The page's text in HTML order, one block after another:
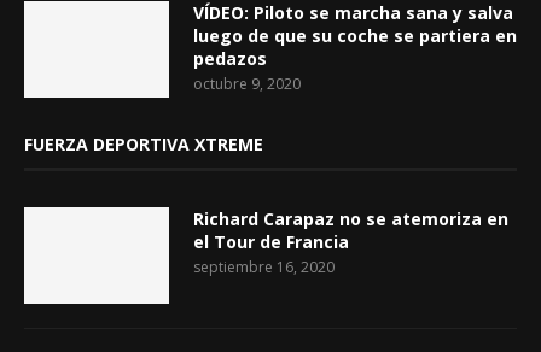
VÍDEO: Piloto se marcha sana y salva
luego de que su coche se partiera en
pedazos
octubre 9, 2020
FUERZA DEPORTIVA XTREME
Richard Carapaz no se atemoriza en
el Tour de Francia
septiembre 16, 2020